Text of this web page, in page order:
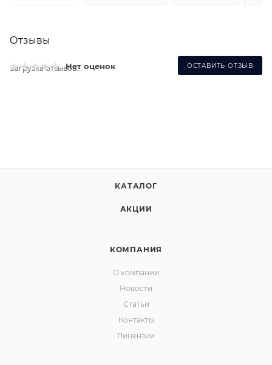
Отзывы
Нет оценок ОСТАВИТЬ ОТЗЫВ
Загрузка отзывов...
КАТАЛОГ
АКЦИИ
КОМПАНИЯ
О компании
Новости
Статьи
Контакты
Лицензии